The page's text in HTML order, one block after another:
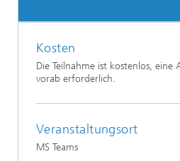
Kosten
Die Teilnahme ist kostenlos, eine
vorab erforderlich.
Veranstaltungsort
MS Teams